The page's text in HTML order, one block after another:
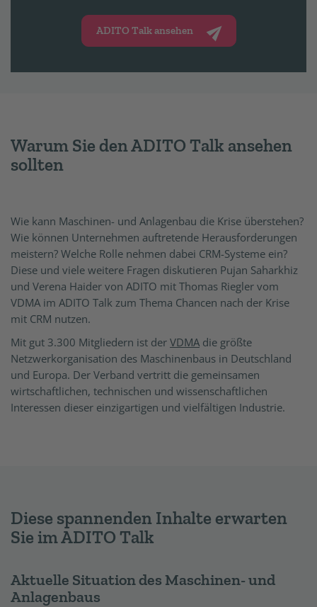
ADITO Talk ansehen
Warum Sie den ADITO Talk ansehen
sollten
Wie kann Maschinen- und Anlagenbau die Krise überstehen?
Wie können Unternehmen auftretende Herausforderungen
meistern? Welche Rolle nehmen dabei CRM-Systeme ein?
Diese und viele weitere Fragen diskutieren Pujan Saharkhiz
und Verena Haider von ADITO mit Thomas Riegler vom
VDMA im ADITO Talk zum Thema Chancen nach der Krise
mit CRM nutzen.
Mit gut 3.300 Mitgliedern ist der VDMA die größte
Netzwerkorganisation des Maschinenbaus in Deutschland
und Europa. Der Verband vertritt die gemeinsamen
wirtschaftlichen, technischen und wissenschaftlichen
Interessen dieser einzigartigen und vielfältigen Industrie.
Diese spannenden Inhalte erwarten
Sie im ADITO Talk
Aktuelle Situation des Maschinen- und
Anlagenbaus